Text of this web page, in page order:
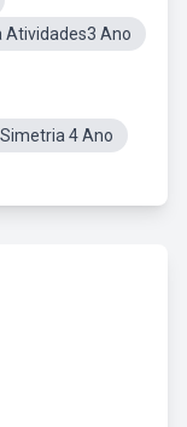
Atividades3 Ano
4 Ano